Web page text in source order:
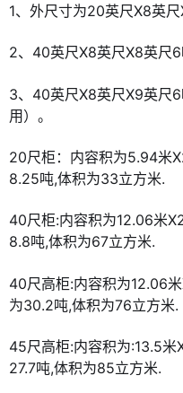
1、外尺寸为20英尺X8英
2、40英尺X8英尺X8英尺6
3、40英尺X8英尺X9英尺
用）。
20尺柜：内容积为5.94米
8.25吨,体积为33立方米.
40尺柜:内容积为12.06米
8.8吨,体积为67立方米.
40尺高柜:内容积为12.06
为30.2吨,体积为76立方米.
45尺高柜:内容积为:13.5
27.7吨,体积为85立方米.